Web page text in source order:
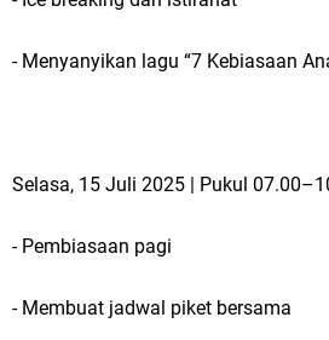
dan Ibu Hamil Narasi
Zakat Produktif Dorong Kemandirian
- Menyanyikan lagu “7 Kebiasaan
Selasa, 15 Juli 2025 | Pukul
- Pembiasaan pagi
- Membuat jadwal piket bersama